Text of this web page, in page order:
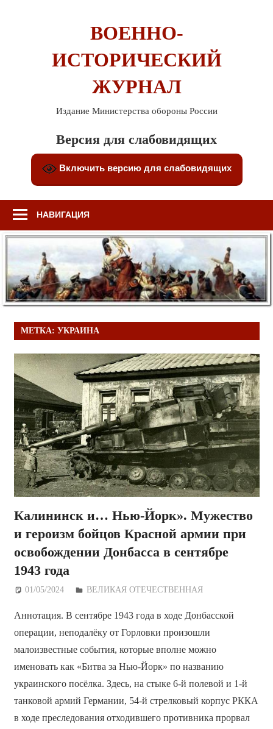
ВОЕННО-
ИСТОРИЧЕСКИЙ
ЖУРНАЛ
Издание Министерства обороны России
Версия для слабовидящих
Включить версию для слабовидящих
НАВИГАЦИЯ
МЕТКА: УКРАИНА
Калининск и… Нью-Йорк». Мужество
и героизм бойцов Красной армии при
освобождении Донбасса в сентябре
1943 года
01/05/2024 Дежурный по Редакции
ВЕЛИКАЯ ОТЕЧЕСТВЕННАЯ
Аннотация. В сентябре 1943 года в ходе Донбасской
операции, неподалёку от Горловки произошли
малоизвестные события, которые вполне можно
именовать как «Битва за Нью-Йорк» по названию
украинского посёлка. Здесь, на стыке 6-й полевой и 1-й
танковой армий Германии, 54-й стрелковый корпус РККА
в ходе преследования отходившего противника прорвал